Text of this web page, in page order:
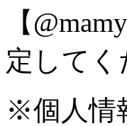
【
定してく
※個人情